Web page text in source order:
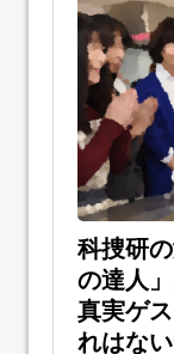
科捜研
の達人
真実ゲ
れはな